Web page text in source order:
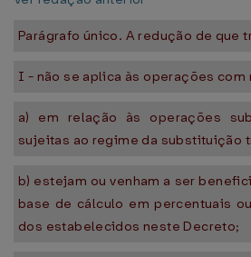
Parágrafo único. A redução de que
I - não se aplica às operações com
a) em relação às operações
sujeitas ao regime da substituição
b) estejam ou venham a ser
base de cálculo em percentuais
dos estabelecidos neste Decreto;